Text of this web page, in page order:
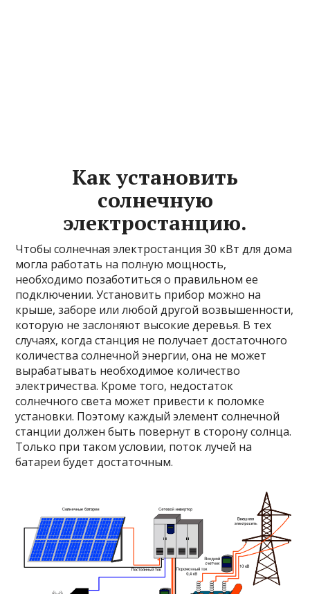
Как установить
солнечную
электростанцию.
Чтобы солнечная электростанция 30 кВт для дома
могла работать на полную мощность,
необходимо позаботиться о правильном ее
подключении. Установить прибор можно на
крыше, заборе или любой другой возвышенности,
которую не заслоняют высокие деревья. В тех
случаях, когда станция не получает достаточного
количества солнечной энергии, она не может
вырабатывать необходимое количество
электричества. Кроме того, недостаток
солнечного света может привести к поломке
установки. Поэтому каждый элемент солнечной
станции должен быть повернут в сторону солнца.
Только при таком условии, поток лучей на
батареи будет достаточным.